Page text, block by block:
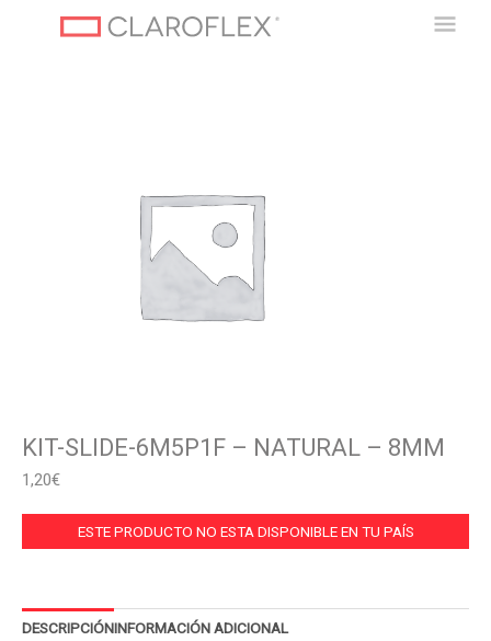
KIT-SLIDE-6M5P1F – NATURAL – 8MM
1,20€
ESTE PRODUCTO NO ESTA DISPONIBLE EN TU PAÍS
DESCRIPCIÓNINFORMACIÓN ADICIONAL